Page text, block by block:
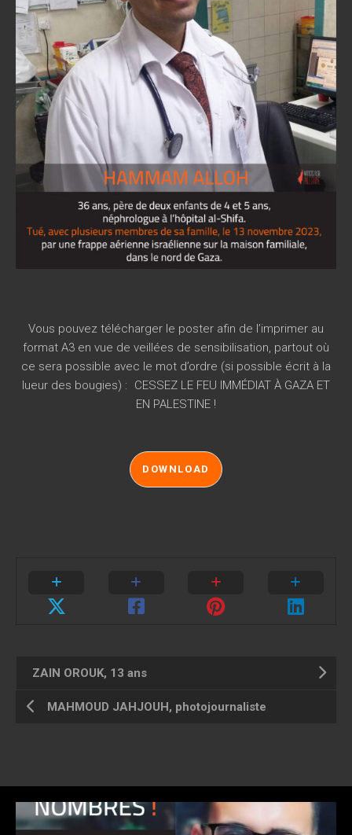
Vous pouvez télécharger le poster afin de l’imprimer au
format A3 en vue de veillées de sensibilisation, partout où
ce sera possible avec le mot d’ordre (si possible écrit à la
lueur des bougies) : CESSEZ LE FEU IMMÉDIAT À GAZA ET
EN PALESTINE !
DOWNLOAD
ZAIN OROUK, 13 ans
MAHMOUD JAHJOUH, photojournaliste